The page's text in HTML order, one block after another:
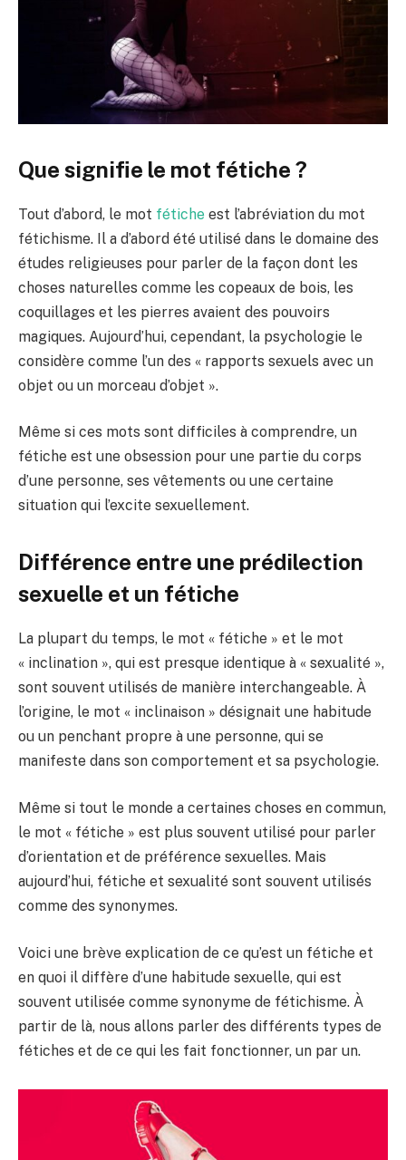
Que signifie le mot fétiche ?
Tout d’abord, le mot fétiche est l’abréviation du mot
fétichisme. Il a d’abord été utilisé dans le domaine des
études religieuses pour parler de la façon dont les
choses naturelles comme les copeaux de bois, les
coquillages et les pierres avaient des pouvoirs
magiques. Aujourd’hui, cependant, la psychologie le
considère comme l’un des « rapports sexuels avec un
objet ou un morceau d’objet ».
Même si ces mots sont difficiles à comprendre, un
fétiche est une obsession pour une partie du corps
d’une personne, ses vêtements ou une certaine
situation qui l’excite sexuellement.
Différence entre une prédilection
sexuelle et un fétiche
La plupart du temps, le mot « fétiche » et le mot
« inclination », qui est presque identique à « sexualité »,
sont souvent utilisés de manière interchangeable. À
l’origine, le mot « inclinaison » désignait une habitude
ou un penchant propre à une personne, qui se
manifeste dans son comportement et sa psychologie.
Même si tout le monde a certaines choses en commun,
le mot « fétiche » est plus souvent utilisé pour parler
d’orientation et de préférence sexuelles. Mais
aujourd’hui, fétiche et sexualité sont souvent utilisés
comme des synonymes.
Voici une brève explication de ce qu’est un fétiche et
en quoi il diffère d’une habitude sexuelle, qui est
souvent utilisée comme synonyme de fétichisme. À
partir de là, nous allons parler des différents types de
fétiches et de ce qui les fait fonctionner, un par un.